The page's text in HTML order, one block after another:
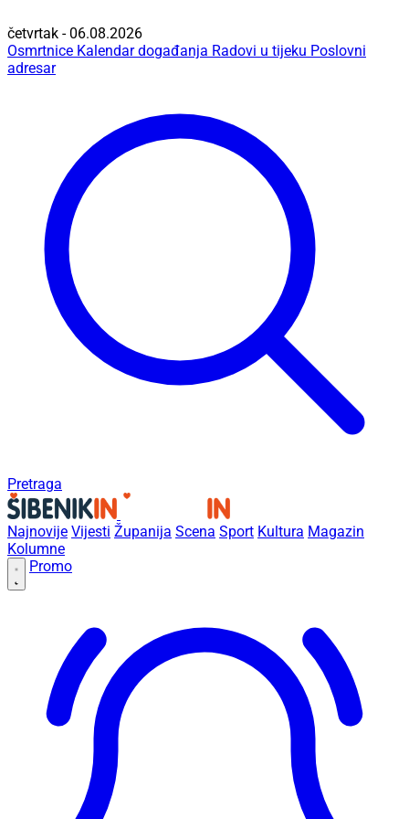
četvrtak - 06.08.2026
Osmrtnice Kalendar događanja Radovi u tijeku Poslovni
adresar
Pretraga
Najnovije Vijesti Županija Scena Sport Kultura Magazin
Kolumne
Promo